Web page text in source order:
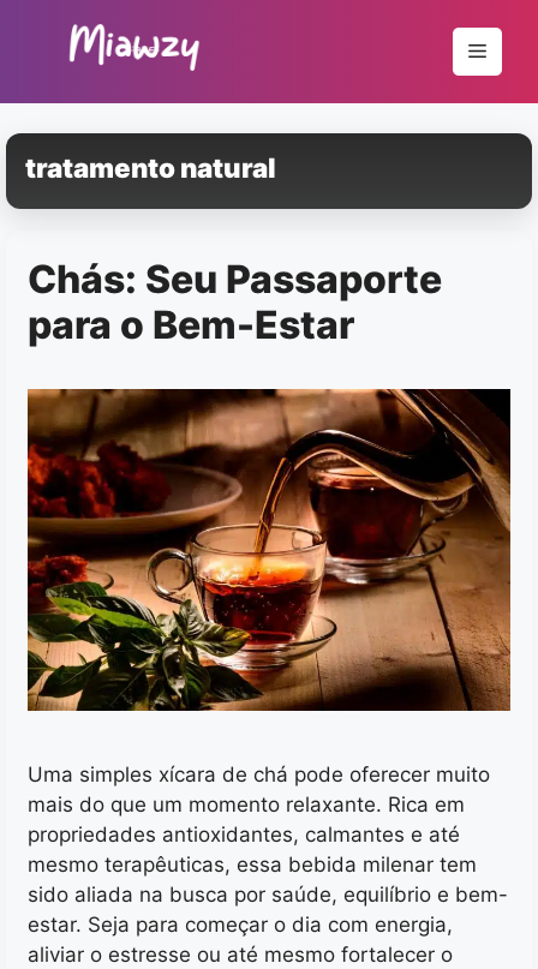
conteúdo
Menu
tratamento natural
Chás: Seu Passaporte
para o Bem-Estar
Uma simples xícara de chá pode oferecer muito
mais do que um momento relaxante. Rica em
propriedades antioxidantes, calmantes e até
mesmo terapêuticas, essa bebida milenar tem
sido aliada na busca por saúde, equilíbrio e bem-
estar. Seja para começar o dia com energia,
aliviar o estresse ou até mesmo fortalecer o